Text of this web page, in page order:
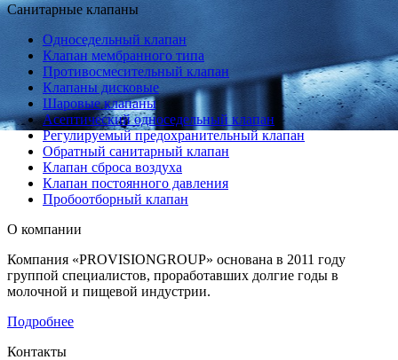
Санитарные клапаны
Односедельный клапан
Клапан мембранного типа
Противосмесительный клапан
Клапаны дисковые
Шаровые клапаны
Асептический односедельный клапан
Регулируемый предохранительный клапан
Обратный санитарный клапан
Клапан сброса воздуха
Клапан постоянного давления
Пробоотборный клапан
О компании
Компания «PROVISIONGROUP» основана в 2011 году
группой специалистов, проработавших долгие годы в
молочной и пищевой индустрии.
Подробнее
Контакты